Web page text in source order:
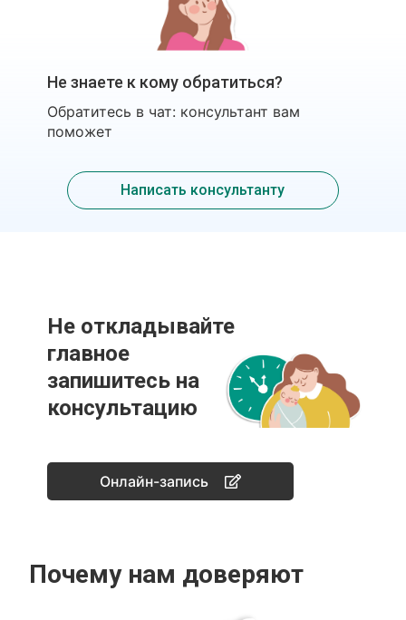
Не знаете к кому обратиться?
Обратитесь в чат: консультант вам
поможет
Написать консультанту
Не откладывайте
главное
запишитесь на
консультацию
Онлайн-запись
Почему нам доверяют